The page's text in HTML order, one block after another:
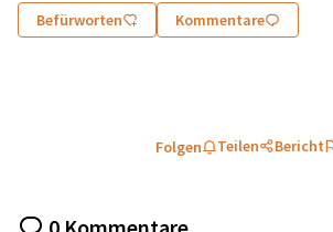
Befürworten Kommentare
Folgen Teilen Bericht